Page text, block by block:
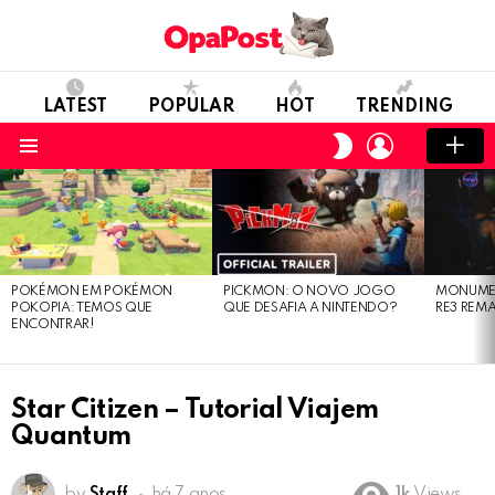
LATEST POPULAR HOT TRENDING
SWITCH
SKIN
LOGIN
LATEST
STORIES
POKÉMON EM POKÉMON
POKOPIA: TEMOS QUE
ENCONTRAR!
PICKMON: O NOVO JOGO
QUE DESAFIA A NINTENDO?
RE3
Star Citizen – Tutorial Viajem
Quantum